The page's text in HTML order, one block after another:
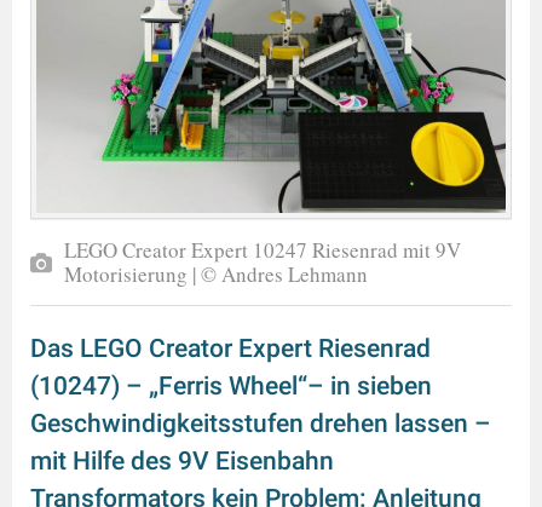
LEGO Creator Expert 10247 Riesenrad mit 9V
Motorisierung | © Andres Lehmann
Das LEGO Creator Expert Riesenrad
(10247) – „Ferris Wheel“– in sieben
Geschwindigkeitsstufen drehen lassen –
mit Hilfe des 9V Eisenbahn
Transformators kein Problem: Anleitung